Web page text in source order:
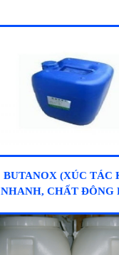
BUTANOX (XÚC TÁC
NHANH, CHẤT ĐÔNG